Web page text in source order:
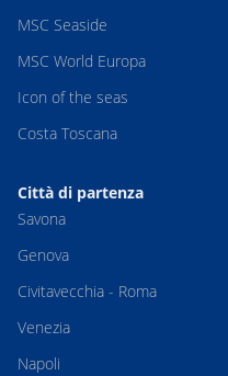
MSC Seaside
MSC World Europa
Icon of the seas
Costa Toscana
Città di partenza
Savona
Genova
Civitavecchia - Roma
Venezia
Napoli